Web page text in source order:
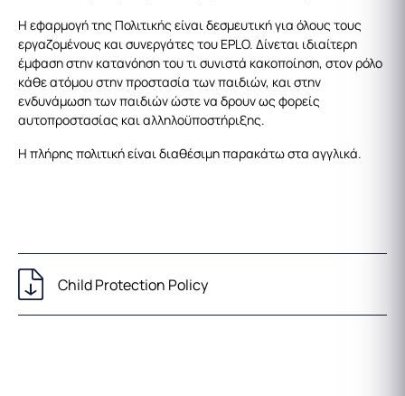
Η εφαρμογή της Πολιτικής είναι δεσμευτική για όλους τους
εργαζομένους και συνεργάτες του EPLO. Δίνεται ιδιαίτερη
έμφαση στην κατανόηση του τι συνιστά κακοποίηση, στον ρόλο
κάθε ατόμου στην προστασία των παιδιών, και στην
ενδυνάμωση των παιδιών ώστε να δρουν ως φορείς
αυτοπροστασίας και αλληλοϋποστήριξης.
Η πλήρης πολιτική είναι διαθέσιμη παρακάτω στα αγγλικά.
Child Protection Policy